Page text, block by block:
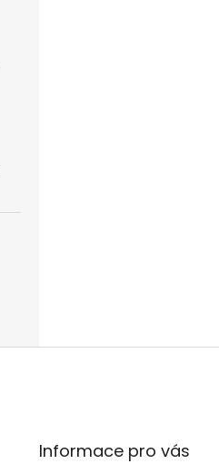
Informace pro vás